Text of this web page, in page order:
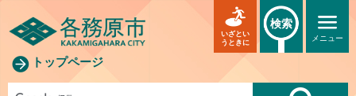
トップページ
メニュー
いざとい
うときに
検索